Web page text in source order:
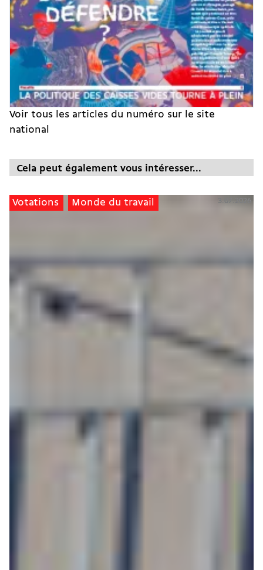
Voir tous les articles du numéro sur le site
national
Cela peut également vous intéresser...
Votations Monde du travail 3.07.2026